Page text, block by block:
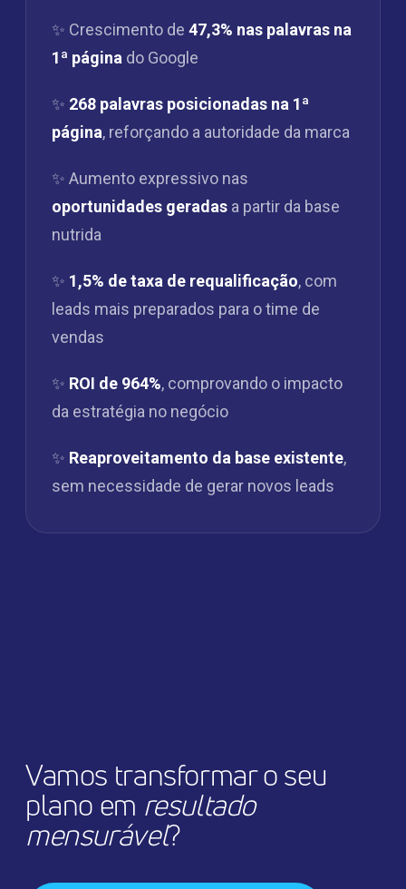
✨ Crescimento de 47,3% nas palavras na
1ª página do Google
✨ 268 palavras posicionadas na 1ª
página, reforçando a autoridade da marca
✨ Aumento expressivo nas
oportunidades geradas a partir da base
nutrida
✨ 1,5% de taxa de requalificação, com
leads mais preparados para o time de
vendas
✨ ROI de 964%, comprovando o impacto
da estratégia no negócio
✨ Reaproveitamento da base existente,
sem necessidade de gerar novos leads
Vamos transformar o seu
plano em resultado
mensurável?